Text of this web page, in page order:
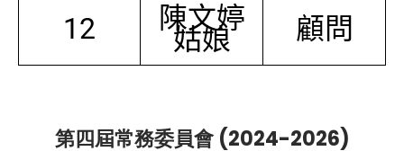
12 陳文婷
姑娘 顧問
第四屆常務委員會 (2024-2026)